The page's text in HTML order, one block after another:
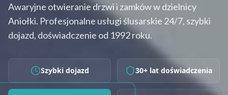
Awaryjne otwieranie drzwi i zamków w dzielnicy
Aniołki. Profesjonalne usługi ślusarskie 24/7, szybki
dojazd, doświadczenie od 1992 roku.
Szybki dojazd 30+ lat doświadczenia